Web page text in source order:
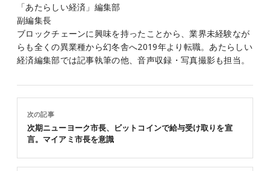
「あたらしい経済」編集部
副編集長
ブロックチェーンに興味を持ったことから、業界未経験なが
らも全くの異業種から幻冬舎へ2019年より転職。あたらしい
経済編集部では記事執筆の他、音声収録・写真撮影も担当。
次の記事
次期ニューヨーク市長、ビットコインで給与受け取りを宣
言。マイアミ市長を意識